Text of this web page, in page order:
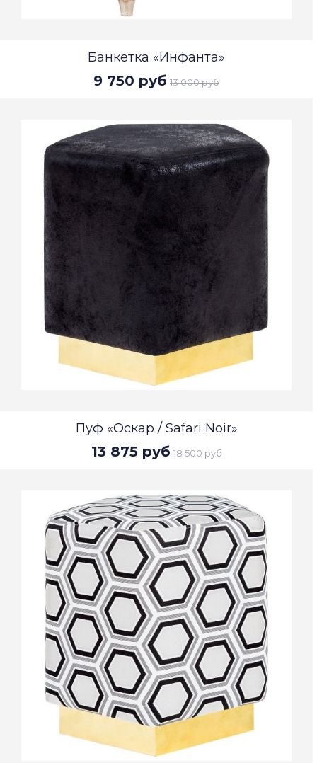
Банкетка «Инфанта»
9 750 руб 13 000 руб
Пуф «Оскар / Safari Noir»
13 875 руб 18 500 руб